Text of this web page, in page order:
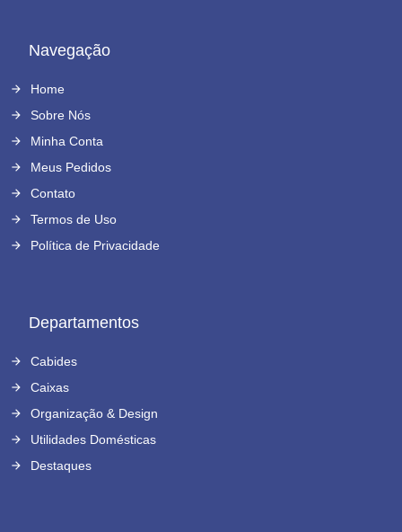
Navegação
Home
Sobre Nós
Minha Conta
Meus Pedidos
Contato
Termos de Uso
Política de Privacidade
Departamentos
Cabides
Caixas
Organização & Design
Utilidades Domésticas
Destaques